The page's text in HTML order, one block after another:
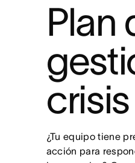
Plan
crisis
¿Tu equipo tiene
acción para